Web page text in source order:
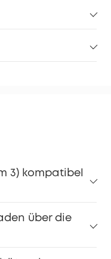
3) kompatibel
über die